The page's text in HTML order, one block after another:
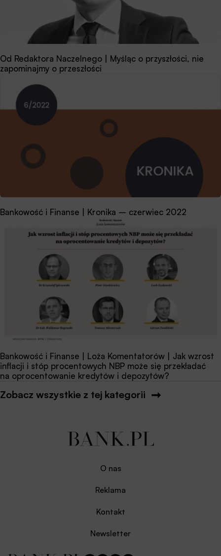
Od Redaktora Naczelnego | Myśląc o przyszłości, nie
zapominajmy o przeszłości
Bankowość i Finanse | Kronika – czerwiec 2022
Bankowość i Finanse | Loża Komentatorów | Jak wzrost
inflacji i stóp procentowych NBP może się przekładać
na oprocentowanie kredytów i depozytów?
Zobacz wszystkie z tej kategorii
O nas
Reklama
Kontakt
Newsletter